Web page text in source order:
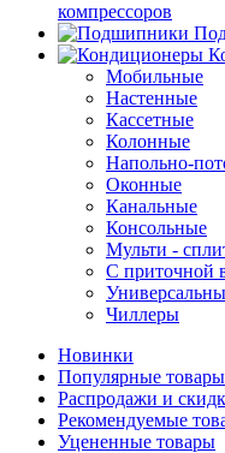
компрессоров
Мобильные
Настенные
Кассетные
Колонные
Напольно-
Оконные
Канальные
Консольные
Мульти -
С приточной
Чиллеры
Новинки
Популярные товары
Распродажи и
Рекомендуемые
Уцененные товары